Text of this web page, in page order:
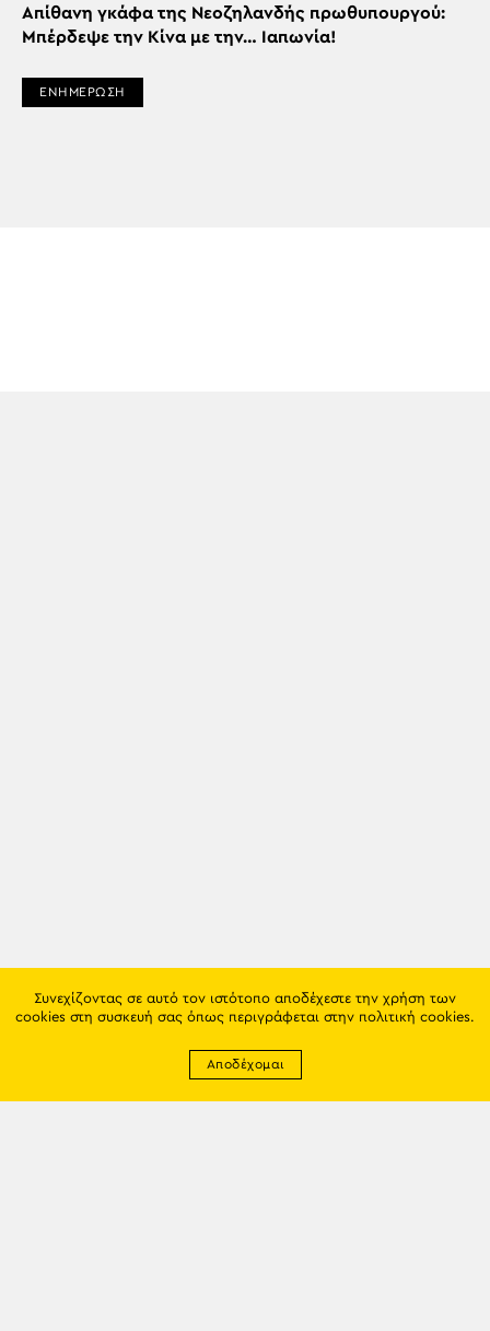
Απίθανη γκάφα της Νεοζηλανδής πρωθυπουργού:
Μπέρδεψε την Κίνα με την… Ιαπωνία!
ΕΝΗΜΕΡΩΣΗ
Συνεχίζοντας σε αυτό τον ιστότοπο αποδέχεστε την χρήση των
cookies στη συσκευή σας όπως περιγράφεται στην πολιτική cookies.
Αποδέχομαι